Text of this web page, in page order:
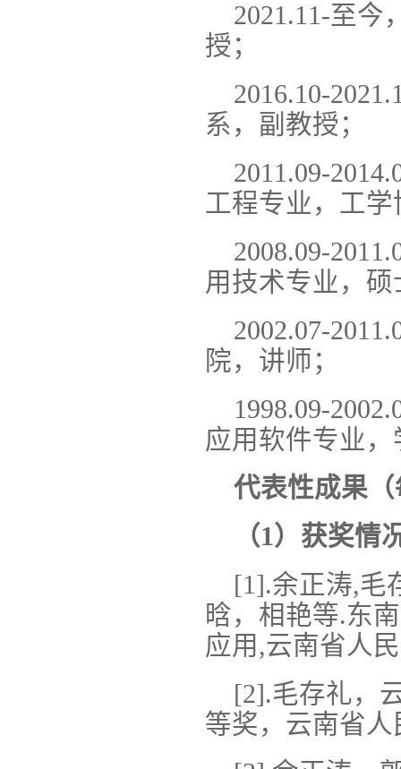
2021.11-至今
授；
2016.10-
系，副教授；
2011.09-
工程专业，工学
2008.09-
用技术专业，硕
2002.07-
院，讲师；
1998.09-
应用软件专业，
代表性成果
（1）获奖情
[1].余正涛,毛
晗，相艳等.东
应用,云南省人
[2].毛存礼，
等奖，云南省人